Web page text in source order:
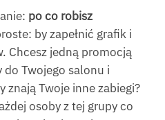
po co robisz
by zapełnić grafik i
Chcesz jedną promocją
do Twojego salonu i
Twoje inne zabiegi?
osoby z tej grupy co